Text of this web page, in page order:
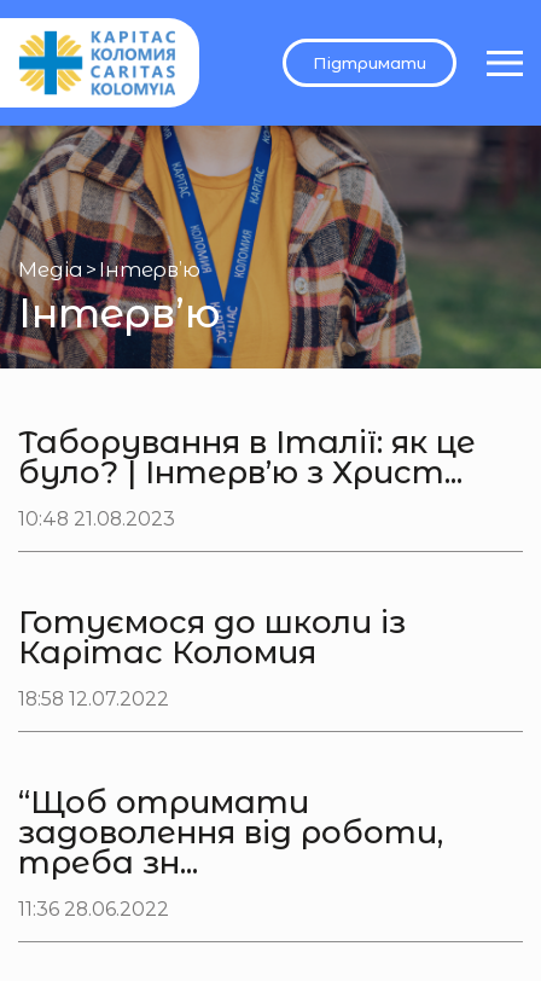
Підтримати
Медіа > Інтерв’ю
Інтерв’ю
Таборування в Італії: як це
було? | Інтерв’ю з Христ...
10:48 21.08.2023
Готуємося до школи із
Карітас Коломия
18:58 12.07.2022
“Щоб отримати
задоволення від роботи,
треба зн...
11:36 28.06.2022